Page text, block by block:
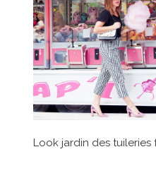
Look jardin des tuileries